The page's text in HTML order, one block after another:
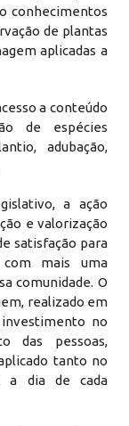
conhecimentos
de plantas
aplicadas a
a conteúdo
de espécies
adubação,
a ação
e valorização
satisfação para
mais uma
comunidade. O
realizado em
no
das pessoas,
tanto no
a dia de cada